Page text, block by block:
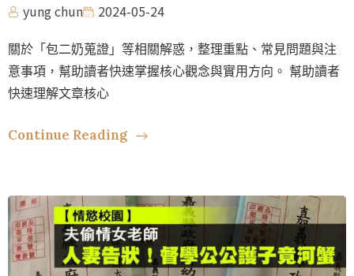
yung chun 2024-05-24
關於「包二奶蒐證」等相關解惑，整理重點、常見問題與注
意事項，幫助讀者快速掌握核心觀念與實用方向。 幫助讀者
快速理解文章核心
Continue Reading